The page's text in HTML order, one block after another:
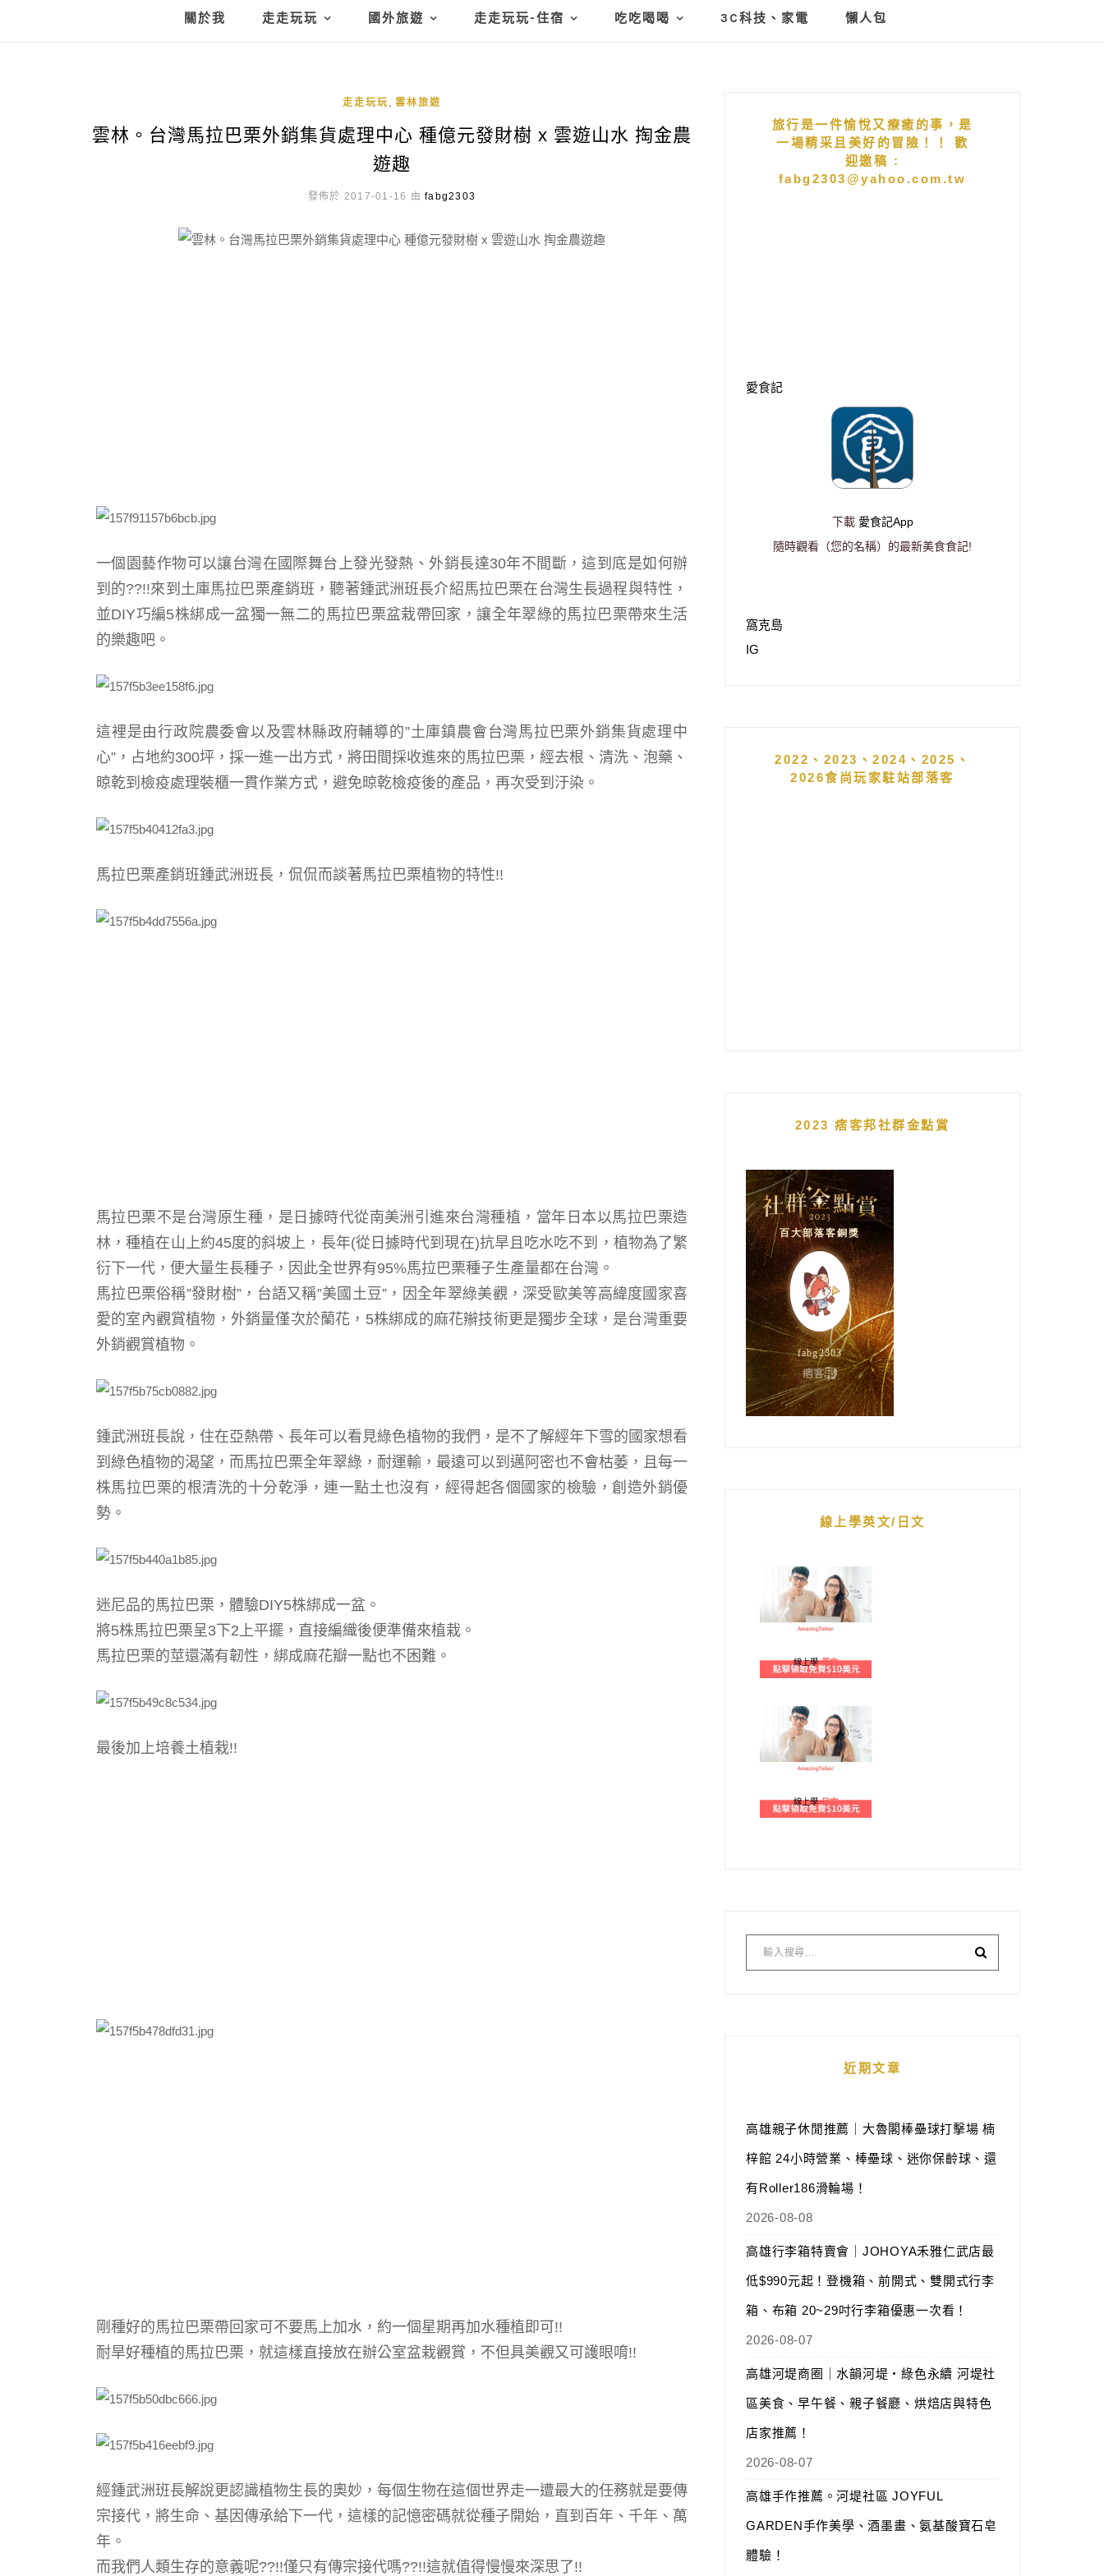
關於我 走走玩玩 國外旅遊 走走玩玩-住宿 吃吃喝喝 3C科技、家電 懶人包
走走玩玩 雲林旅遊
雲林。台灣馬拉巴栗外銷集貨處理中心 種億元發財樹 x 雲遊山水 掏金農
遊趣
發佈於 2017-01-16 由fabg2303
一個園藝作物可以讓台灣在國際舞台上發光發熱 、外銷長達30年不間斷，這到底是如何辦
到的??!!來到土庫馬拉巴栗產銷班 ，聽著鍾武洲班長介紹馬拉巴栗在台灣生長過程與特性，
並DIY巧編5株綁成一盆獨一無二的馬拉巴栗盆栽帶回家，讓全年翠綠的馬拉巴栗帶來生活
的樂趣吧。
這裡是由行政院農委會以及雲林縣政府輔導的”土庫鎮農會台灣馬拉巴栗外銷集貨處理中
心”， 占地約300坪， 採一進一出方式， 將田間採收進來的馬拉巴栗 ， 經去根、清洗、泡藥、
晾乾到檢疫處理裝櫃一貫作業方式，避免晾乾檢疫後的產品，再次受到汙染。
馬拉巴栗產銷班鍾武洲班長，侃侃而談著馬拉巴栗植物的特性!!
馬拉巴栗不是台灣原生種，是日據時代從南美洲引進來台灣種植， 當年日本以馬拉巴栗造
林，種植在山上約45度的斜坡上，長年(從日據時代到現在)抗旱且吃水吃不到，植物為了繁
衍下一代，便大量生長種子，因此全世界有95%馬拉巴栗種子生產量都在台灣。
馬拉巴栗俗稱”發財樹”， 台語又稱”美國土豆”， 因全年翠綠美觀，深受歐美等高緯度國家喜
愛的室內觀賞植物，外銷量僅次於蘭花， 5株綁成的麻花辮技術更是獨步全球， 是台灣重要
外銷觀賞植物。
鍾武洲班長說，住在亞熱帶、長年可以看見綠色植物的我們，是不了解經年下雪的國家想看
到綠色植物的渴望，而馬拉巴栗全年翠綠， 耐運輸，最遠可以到邁阿密也不會枯萎，且每一
株馬拉巴栗的根清洗的十分乾淨，連一點土也沒有，經得起各個國家的檢驗，創造外銷優
勢。
迷尼品的馬拉巴栗，體驗DIY5株綁成一盆。
將5株馬拉巴栗呈3下2上平擺，直接編織後便準備來植栽。
馬拉巴栗的莖還滿有韌性，綁成麻花瓣一點也不困難。
最後加上培養土植栽!!
剛種好的馬拉巴栗帶回家可不要馬上加水，約一個星期再加水種植即可!!
耐旱好種植的馬拉巴栗，就這樣直接放在辦公室盆栽觀賞，不但具美觀又可護眼唷!!
經鍾武洲班長解說更認識植物生長的奧妙， 每個生物在這個世界走一遭最大的任務就是要傳
宗接代，將生命、基因傳承給下一代，這樣的記憶密碼就從種子開始 ，直到百年、千年、萬
年。
而我們人類生存的意義呢??!!僅只有傳宗接代嗎??!!這就值得慢慢來深思了!!
旅行是一件愉悅又療癒的事，是
一場精采且美好的冒險！！ 歡
迎邀稿 :
fabg2303@yahoo.com.tw
愛食記
下載 愛食記App
隨時觀看（您的名稱）的最新美食食記!
窩克島
IG
2022、2023、2024、2025、
2026食尚玩家駐站部落客
2023 痞客邦社群金點賞
線上學英文/日文
線上學英文
線上學日文
近期文章
高雄親子休閒推薦｜大魯閣棒壘球打擊場 楠
梓館 24小時營業、棒壘球、迷你保齡球、還
有Roller186滑輪場！
2026-08-08
高雄行李箱特賣會｜JOHOYA禾雅仁武店最
低$990元起！登機箱、前開式、雙開式行李
箱、布箱 20~29吋行李箱優惠一次看！
2026-08-07
高雄河堤商圈｜水韻河堤‧綠色永續 河堤社
區美食、早午餐、親子餐廳、烘焙店與特色
店家推薦！
2026-08-07
高雄手作推薦。河堤社區 JOYFUL
GARDEN手作美學、酒墨畫、氨基酸寶石皂
體驗！